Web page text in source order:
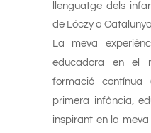
llenguatge dels
de Lóczy a
La meva
educadora en el
formació contínua
primera infància,
inspirant en la